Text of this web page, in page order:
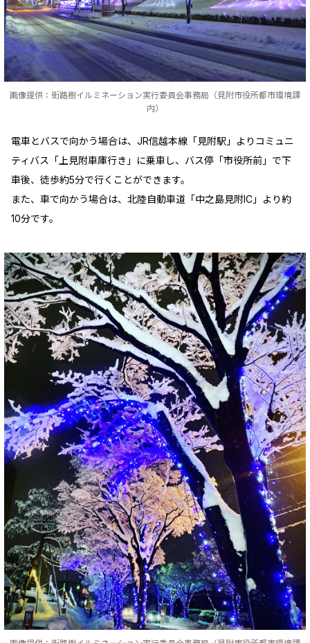
画像提供：街路樹イルミネーション実行委員会事務局（見附市役所都市環境課
内）
電車とバスで向かう場合は、JR信越本線「見附駅」よりコミュニ
ティバス「上見附車庫行き」に乗車し、バス停「市役所前」で下
車後、徒歩約5分で行くことができます。
また、車で向かう場合は、北陸自動車道「中之島見附IC」より約
10分です。